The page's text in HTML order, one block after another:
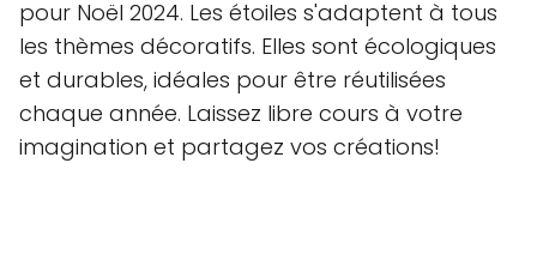
pour Noël 2024. Les étoiles s'adaptent à tous
les thèmes décoratifs. Elles sont écologiques
et durables, idéales pour être réutilisées
chaque année. Laissez libre cours à votre
imagination et partagez vos créations!